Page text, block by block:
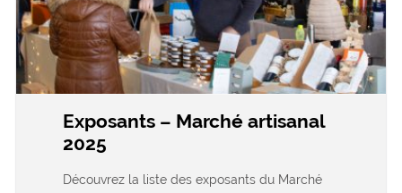
Exposants – Marché artisanal
2025
Découvrez la liste des exposants du Marché